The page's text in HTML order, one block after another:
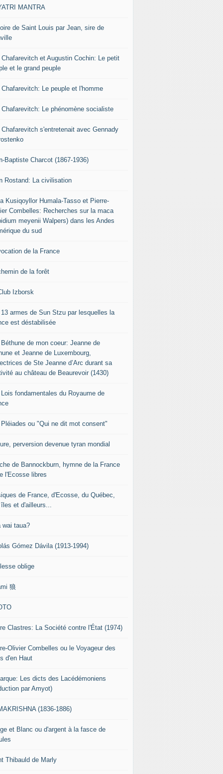
MANTRA
de Saint Louis par Jean, sire de
Chafarevitch et Augustin Cochin: Le petit
et le grand peuple
Chafarevitch: Le peuple et l'homme
Chafarevitch: Le phénomène socialiste
Chafarevitch s'entretenait avec Gennady
Baptiste Charcot (1867-1936)
Rostand: La civilisation
Kusiqoyllor Humala-Tasso et Pierre-
Combelles: Recherches sur la maca
meyenii Walpers) dans les Andes
du sud
de la France
de la forêt
Izborsk
13 armes de Sun Stzu par lesquelles la
est déstabilisée
de mon coeur: Jeanne de
et Jeanne de Luxembourg,
de Ste Jeanne d’Arc durant sa
au château de Beaurevoir (1430)
fondamentales du Royaume de
Pléiades ou "Qui ne dit mot consent"
perversion devenue tyran mondial
de Bannockburn, hymne de la France
l'Ecosse libres
de France, d'Ecosse, du Québec,
et d'ailleurs...
wai taua?
Gómez Dávila (1913-1994)
oblige
狼
Clastres: La Société contre l'État (1974)
Olivier Combelles ou le Voyageur des
d'en Haut
Les dicts des Lacédémoniens
par Amyot)
(1836-1886)
et Blanc ou d'argent à la fasce de
Thibauld de Marly